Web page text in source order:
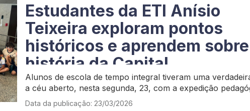
Estudantes da ETI Anísio
Teixeira exploram pontos
históricos e aprendem
história da Capital
Alunos de escola de tempo integral tiveram uma
a céu aberto, nesta segunda, 23, com a expedição
‘Conhecendo a Cidade de Palmas’
Data da publicação: 23/03/2026